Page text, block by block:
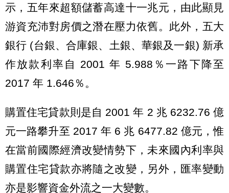
示，五年來超額儲蓄高達十一兆元，由此顯見
游資充沛對房價之潛在壓力依舊。此外，五大
銀行 (台銀、合庫銀、土銀、華銀及一銀) 新承
作放款利率自 2001 年 5.988％一路下降至
2017 年 1.646％。
購置住宅貸款則是自 2001 年 2 兆 6232.76 億
元一路攀升至 2017 年 6 兆 6477.82 億元，惟
在當前國際經濟改變情勢下，未來國內利率與
購置住宅貸款亦將隨之改變，另外，匯率變動
亦是影響資金外流之一大變數。